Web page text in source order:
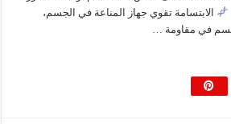
الابتسامة تقوي جهاز المناعة في الجسم،
في مقاومة …